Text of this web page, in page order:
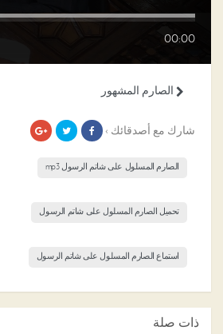
00:00
الصارم المشهور
شارك مع أصدقائك ›
الصارم المسلول على شاتم الرسول mp3
تحميل الصارم المسلول على شاتم الرسول
استماع الصارم المسلول على شاتم الرسول
ذات صلة